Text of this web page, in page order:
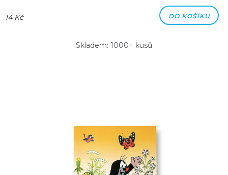
14 Kč DO KOŠÍKU
Skladem: 1000+ kusů